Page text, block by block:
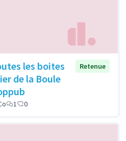
les boites
de la Boule
Retenue
1 0